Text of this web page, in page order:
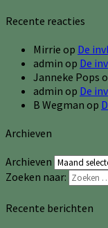
Recente reacties
Mirrie op De
admin op De
Janneke Pops
admin op De
B Wegman op
Archieven
Archieven
Zoeken naar:
Recente berichten